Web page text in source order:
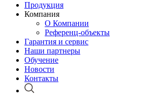
Продукция
Компания
О Компании
Референц-объекты
Гарантия и сервис
Наши партнеры
Обучение
Новости
Контакты